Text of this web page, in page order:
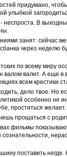
придумано,
улыбкой
неспроста. В
занят: сейчас
через неделю
по всему миру
валом валит. А еще
всем крестики
дело твое. Но
особенно не
проститься желает.
прощаться с
фильмы
поставить